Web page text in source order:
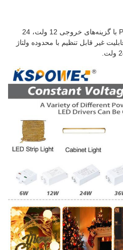
درایورهای LED ولتاژ ثابت سری P با گزینه‌های خروجی 12 ولت، 24
دارای قابلیت غیر قابل تنظیم با محدوده ولتاژ